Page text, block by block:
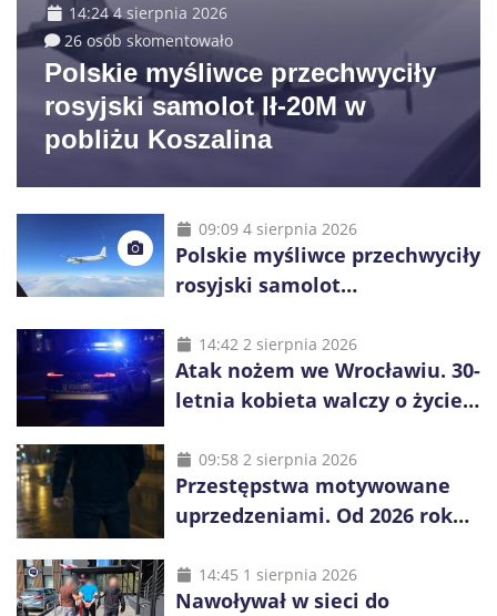
14:24 4 sierpnia 2026
26 osób skomentowało
Polskie myśliwce przechwyciły
rosyjski samolot Ił-20M w
pobliżu Koszalina
09:09 4 sierpnia 2026
Polskie myśliwce przechwyciły
rosyjski samolot
14:42 2 sierpnia 2026
Atak nożem we Wrocławiu. 30-
letnia kobieta walczy o życie,
obywatela Ukrainy
09:58 2 sierpnia 2026
Przestępstwa motywowane
uprzedzeniami. Od 2026 roku
liczenia danych
14:45 1 sierpnia 2026
Nawoływał w sieci do